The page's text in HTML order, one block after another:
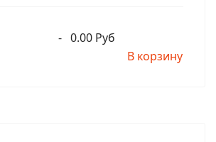
- 0.00 Руб
В корзину